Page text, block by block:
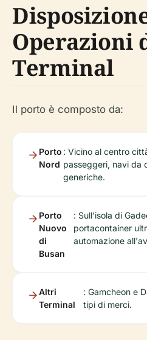
Operazioni
Terminal
Il porto è composto da:
Porto
Nord
: Vicino al centro
passeggeri, navi da
generiche.
Porto
Nuovo
di
Busan
: Sull'isola di
portacontainer
automazione
Altri
Terminal
: Gamcheon e
tipi di merci.